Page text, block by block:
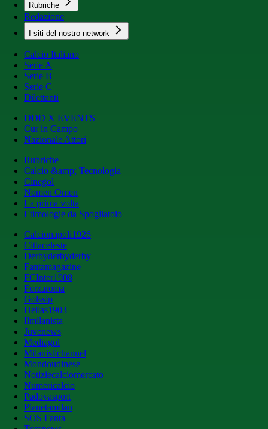
Rubriche
Redazione
I siti del nostro network
Calcio Italiano
Serie A
Serie B
Serie C
Dilettanti
DDD X EVENTS
Cur in Campo
Nazionale Attori
Rubriche
Calcio &amp; Tecnologia
Cinegol
Nomen Omen
La prima volta
Etimologie da Spogliatoio
Calcionapoli1926
Cittaceleste
Derbyderbyderby
Fantamagazine
FCInter1908
Forzaroma
Golssip
Hellas1903
Ilmilanista
Juvenews
Mediagol
Milanistichannel
Mondoudinese
Notiziecalciomercato
Numericalcio
Padovasport
Pianetamilan
SOS Fanta